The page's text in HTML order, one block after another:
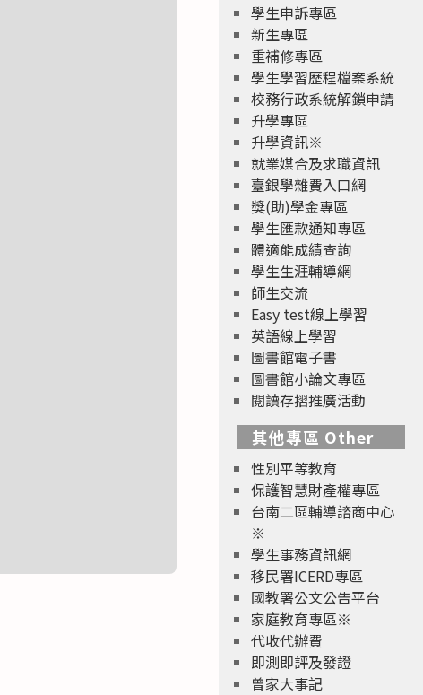
學生申訴專區
新生專區
重補修專區
學生學習歷程檔案系統
校務行政系統解鎖申請
升學專區
升學資訊※
就業媒合及求職資訊
臺銀學雜費入口網
獎(助)學金專區
學生匯款通知專區
體適能成績查詢
學生生涯輔導網
師生交流
Easy test線上學習
英語線上學習
圖書館電子書
圖書館小論文專區
閱讀存摺推廣活動
其他專區 Other
性別平等教育
保護智慧財產權專區
台南二區輔導諮商中心
※
學生事務資訊網
移民署ICERD專區
國教署公文公告平台
家庭教育專區※
代收代辦費
即測即評及發證
曾家大事記